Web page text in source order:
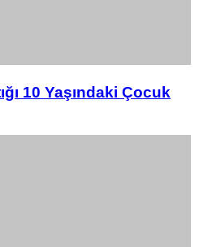
10 Yaşındaki Çocuk